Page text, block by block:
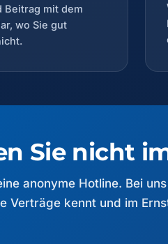
Beitrag mit dem
wo Sie gut
Sie nicht
anonyme Hotline. Bei
Verträge kennt und im